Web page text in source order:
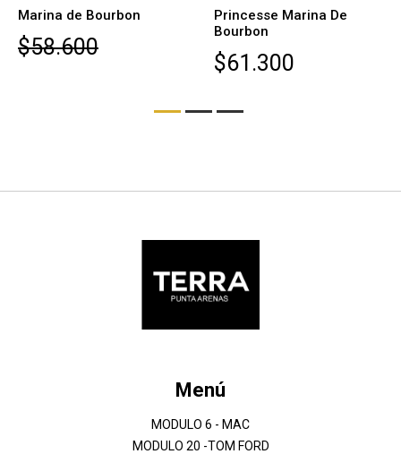
Marina de Bourbon
$58.600
Princesse Marina De
Bourbon
$61.300
Menú
MODULO 6 - MAC
MODULO 20 -TOM FORD